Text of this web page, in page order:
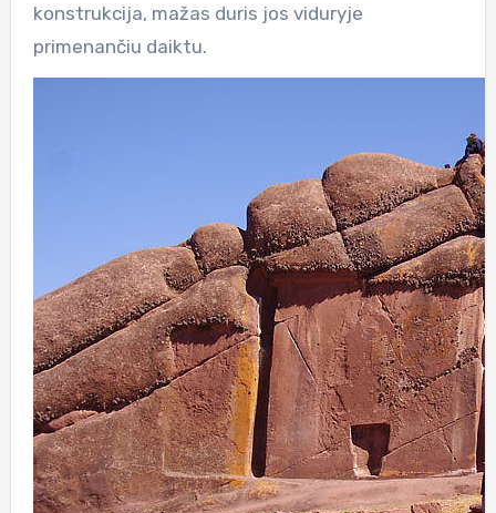
konstrukcija, mažas duris jos viduryje
primenančiu daiktu.